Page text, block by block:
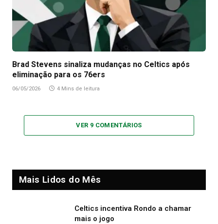
Brad Stevens sinaliza mudanças no Celtics após
eliminação para os 76ers
06/05/2026 4 Mins de leitura
VER 9 COMENTÁRIOS
Mais Lidos do Mês
Celtics incentiva Rondo a chamar
mais o jogo